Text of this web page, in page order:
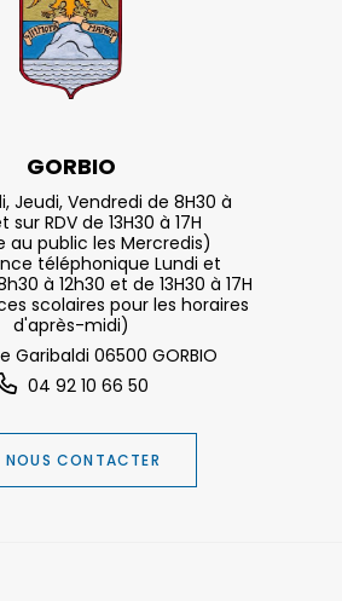
GORBIO
Jeudi, Vendredi de 8H30 à
sur RDV de 13H30 à 17H
au public les Mercredis)
téléphonique Lundi et
à 12h30 et de 13H30 à 17H
scolaires pour les horaires
d'après-midi)
Garibaldi 06500 GORBIO
04 92 10 66 50
NOUS CONTACTER